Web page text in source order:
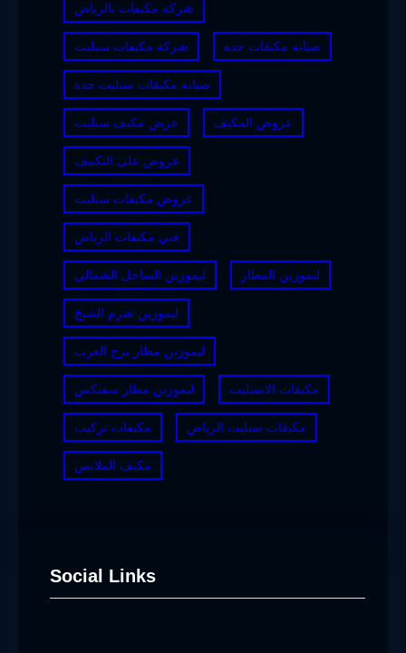
شركة مكيفات بالرياض
شركة مكيفات سبليت صيانة مكيفات جدة
صيانة مكيفات سبليت جدة
عرض مكيف سبليت عروض المكيف
عروض على التكييف
عروض مكيفات سبليت
فني مكيفات الرياض
ليموزين الساحل الشمالي ليموزين المطار
ليموزين شرم الشيخ
ليموزين مطار برج العرب
ليموزين مطار سفنكس مكيفات الاسبليت
مكيفات تركيب مكيفات سبليت الرياض
مكيف الملابس
Social Links